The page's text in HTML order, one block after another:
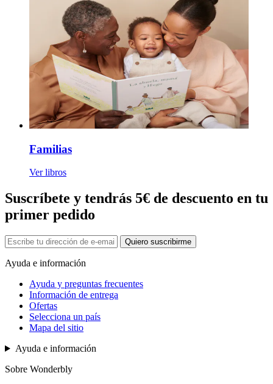
Familias
Ver libros
Suscríbete y tendrás 5€ de descuento en tu
primer pedido
Quiero suscribirme
Ayuda e información
Ayuda y preguntas frecuentes
Información de entrega
Ofertas
Selecciona un país
Mapa del sitio
Ayuda e información
Sobre Wonderbly